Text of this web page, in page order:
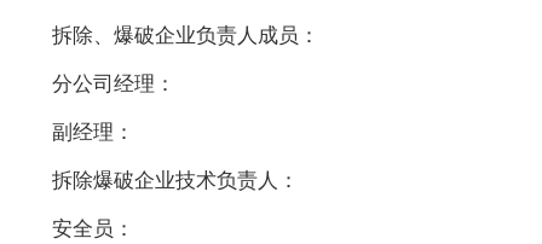
拆除、爆破企业负责人成员：
分公司经理：
副经理：
拆除爆破企业技术负责人：
安全员：